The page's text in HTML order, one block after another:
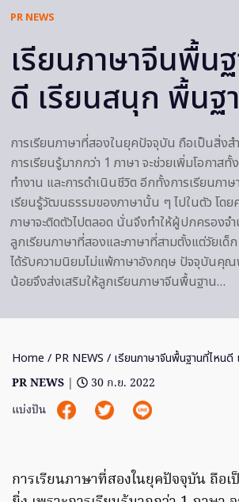
PR NEWS
เรียนภาษาจีนพื้น
ดี เรียนสนุก พื้นฐ
การเรียนภาษาที่สองในยุคปัจจุบัน ถือเป็นสิ่งส
การเรียนรู้มากกว่า 1 ภาษา จะช่วยเพิ่มโอกาส
ทำงาน และการดำเนินชีวิต อีกทั้งการเรียนภาษ
เรียนรู้วัฒนธรรมของภาษานั้น ๆ ไปในตัว โดย
ภาษาจะติดตัวไปตลอด นั่นจึงทำให้ผู้ปกครอง
ลูกเรียนภาษาที่สองและภาษาที่สามตั้งแต่วัยเด็
ได้รับความนิยมไม่แพ้ภาษาอังกฤษ ปัจจุบันคุ
น้อยจึงส่งเสริมให้ลูกเรียนภาษาจีนพื้นฐาน…
Home / PR NEWS / เรียนภาษาจีนพื้นฐานที่ไหน
PR NEWS |
30 ก.ย. 2022
แบ่งปัน
การเรียนภาษาที่สองในยุคปัจจุบัน ถือ